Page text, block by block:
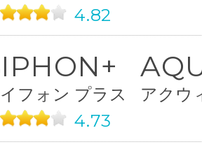
4.82
フォン プラス
アクウ
4.73